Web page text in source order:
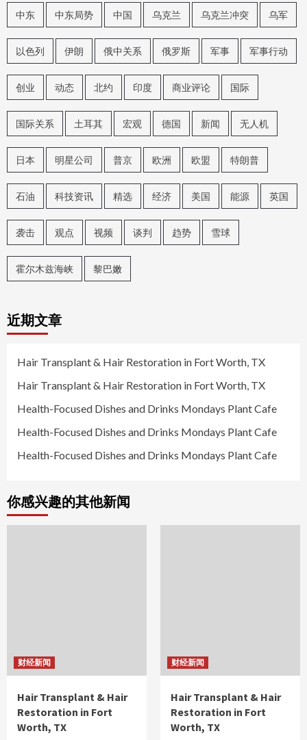
中东 中东局势 中国 乌克兰 乌克兰冲突 乌军
以色列 伊朗 俄中关系 俄罗斯 军事 军事行动
创业 动态 北约 印度 商业评论 国际
国际关系 土耳其 宏观 德国 新闻 无人机
日本 明星公司 普京 欧洲 欧盟 特朗普
石油 科技资讯 精选 经济 美国 能源 英国
袭击 观点 视频 谈判 趋势 雪球
霍尔木兹海峡 黎巴嫩
近期文章
Hair Transplant & Hair Restoration in Fort Worth, TX
Hair Transplant & Hair Restoration in Fort Worth, TX
Health-Focused Dishes and Drinks Mondays Plant Cafe
Health-Focused Dishes and Drinks Mondays Plant Cafe
Health-Focused Dishes and Drinks Mondays Plant Cafe
你感兴趣的其他新闻
财经新闻
Hair Transplant & Hair
Restoration in Fort
Worth, TX
财经新闻
Hair Transplant & Hair
Restoration in Fort
Worth, TX